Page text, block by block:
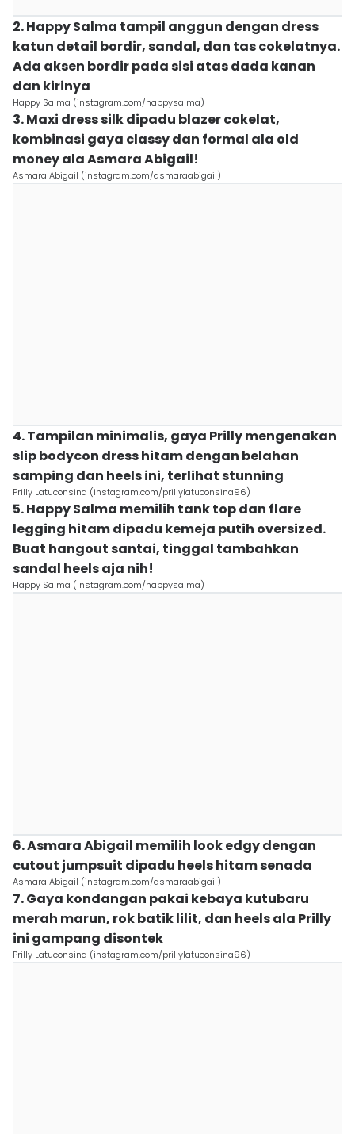
2. Happy Salma tampil anggun dengan dress
katun detail bordir, sandal, dan tas cokelatnya.
Ada aksen bordir pada sisi atas dada kanan
dan kirinya
Happy Salma (instagram.com/happysalma)
3. Maxi dress silk dipadu blazer cokelat,
kombinasi gaya classy dan formal ala old
money ala Asmara Abigail!
Asmara Abigail (instagram.com/asmaraabigail)
4. Tampilan minimalis, gaya Prilly mengenakan
slip bodycon dress hitam dengan belahan
samping dan heels ini, terlihat stunning
Prilly Latuconsina (instagram.com/prillylatuconsina96)
5. Happy Salma memilih tank top dan flare
legging hitam dipadu kemeja putih oversized.
Buat hangout santai, tinggal tambahkan
sandal heels aja nih!
Happy Salma (instagram.com/happysalma)
6. Asmara Abigail memilih look edgy dengan
cutout jumpsuit dipadu heels hitam senada
Asmara Abigail (instagram.com/asmaraabigail)
7. Gaya kondangan pakai kebaya kutubaru
merah marun, rok batik lilit, dan heels ala Prilly
ini gampang disontek
Prilly Latuconsina (instagram.com/prillylatuconsina96)